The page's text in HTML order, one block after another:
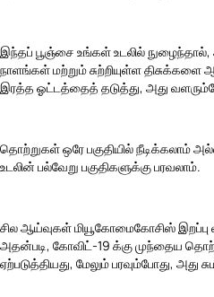
இந்தப் பூஞ்சை உங்கள் உடலில்
நாளங்கள்மற்றும் சுற்றியுள்ள திசுக்களை
இரத்த ஓட்டத்தைத் தடுத்து, அது
தொற்றுகள் ஒரே பகுதியில் நீடிக்கலாம்
உடலின் பல்வேறு பகுதிகளுக்கு பரவலாம்.
சில ஆய்வுகள் மியூகோமைகோசிஸ் இறப்பு
அதன்படி, கோவிட்-19 க்கு முந்தைய
ஏற்படுத்தியது, மேலும் பரவும்போது, அது